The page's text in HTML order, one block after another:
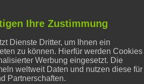
Partnerschaft
Ihre Zustimmung
Dienste Dritter, um Ihnen ein
zu können. Hierfür werden Cookies
Werbung eingesetzt. Die
weltweit Daten und nutzen diese für
Partnerschaften.